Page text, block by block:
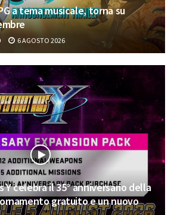
a tema musicale, torna su
6 AGOSTO 2026
Y celebra il 35° anniversario della
gratuito e un nuovo